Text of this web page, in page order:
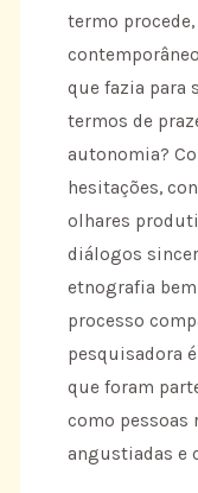
termo
que fazia para
termos de
autonomia?
hesitações,
olhares
diálogos
etnografia
processo
pesquisadora
que foram
como pessoas
angustiadas e